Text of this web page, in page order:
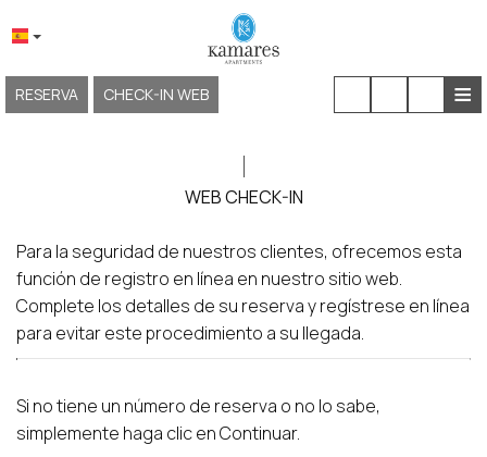
≡
RESERVA CHECK-IN WEB
SOBRE NOSOTROS
ALOJAMIENTO
INSTALACIONES Y SERVICIOS
EXPERIENCIAS
GALERÍA
WEB CHECK-IN
Para la seguridad de nuestros clientes, ofrecemos esta
función de registro en línea en nuestro sitio web.
Complete los detalles de su reserva y regístrese en línea
para evitar este procedimiento a su llegada.
Si no tiene un número de reserva o no lo sabe,
simplemente haga clic en Continuar.